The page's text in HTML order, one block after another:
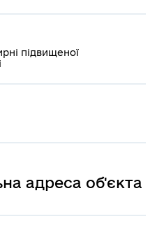
підвищеної
адреса об'єкта